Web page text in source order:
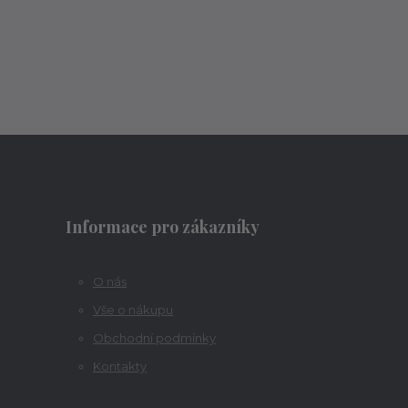
Informace pro zákazníky
O nás
Vše o nákupu
Obchodní podmínky
Kontakty